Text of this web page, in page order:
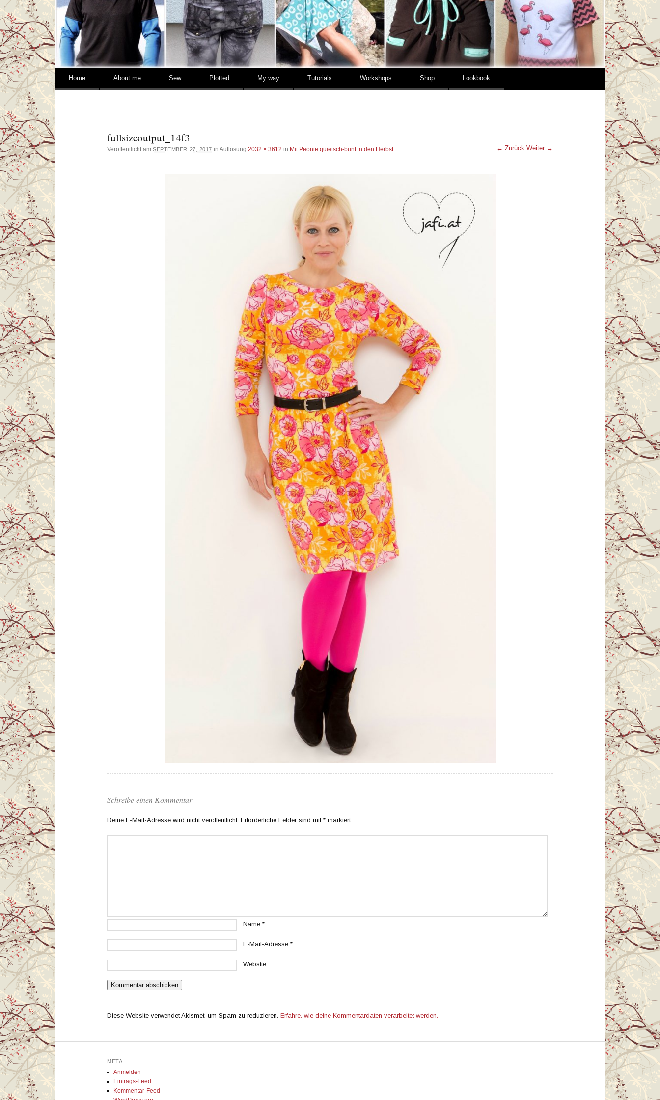
Springe zum Inhalt
Home About me Sew Plotted My way Tutorials Workshops Shop Lookbook
fullsizeoutput_14f3
Veröffentlicht am SEPTEMBER 27, 2017 in Auflösung 2032 × 3612 in Mit Peonie quietsch-bunt in den Herbst ← Zurück Weiter →
Schreibe einen Kommentar
Deine E-Mail-Adresse wird nicht veröffentlicht. Erforderliche Felder sind mit * markiert
Name *
E-Mail-Adresse *
Website
Diese Website verwendet Akismet, um Spam zu reduzieren. Erfahre, wie deine Kommentardaten verarbeitet werden.
META
Anmelden
Eintrags-Feed
Kommentar-Feed